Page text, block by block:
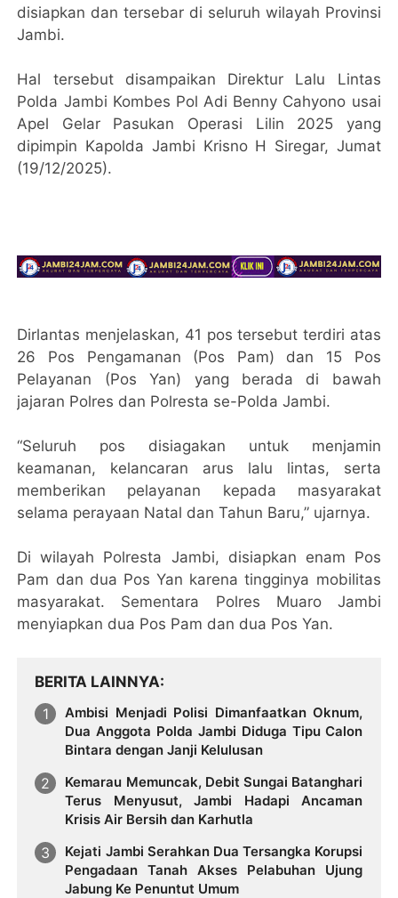
disiapkan dan tersebar di seluruh wilayah Provinsi
Jambi.
Hal tersebut disampaikan Direktur Lalu Lintas
Polda Jambi Kombes Pol Adi Benny Cahyono usai
Apel Gelar Pasukan Operasi Lilin 2025 yang
dipimpin Kapolda Jambi Krisno H Siregar, Jumat
(19/12/2025).
Dirlantas menjelaskan, 41 pos tersebut terdiri atas
26 Pos Pengamanan (Pos Pam) dan 15 Pos
Pelayanan (Pos Yan) yang berada di bawah
jajaran Polres dan Polresta se-Polda Jambi.
“Seluruh pos disiagakan untuk menjamin
keamanan, kelancaran arus lalu lintas, serta
memberikan pelayanan kepada masyarakat
selama perayaan Natal dan Tahun Baru,” ujarnya.
Di wilayah Polresta Jambi, disiapkan enam Pos
Pam dan dua Pos Yan karena tingginya mobilitas
masyarakat. Sementara Polres Muaro Jambi
menyiapkan dua Pos Pam dan dua Pos Yan.
BERITA LAINNYA
Ambisi Menjadi Polisi Dimanfaatkan Oknum,
Dua Anggota Polda Jambi Diduga Tipu Calon
Bintara dengan Janji Kelulusan
Kemarau Memuncak, Debit Sungai Batanghari
Terus Menyusut, Jambi Hadapi Ancaman
Krisis Air Bersih dan Karhutla
Kejati Jambi Serahkan Dua Tersangka Korupsi
Pengadaan Tanah Akses Pelabuhan Ujung
Jabung Ke Penuntut Umum